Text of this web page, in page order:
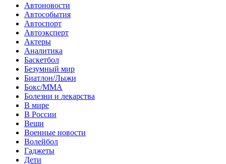
Автоновости
Автособытия
Автоспорт
Автоэксперт
Актеры
Аналитика
Баскетбол
Безумный мир
Биатлон/Лыжи
Бокс/MMA
Болезни и лекарства
В мире
В России
Вещи
Военные новости
Волейбол
Гаджеты
Дети